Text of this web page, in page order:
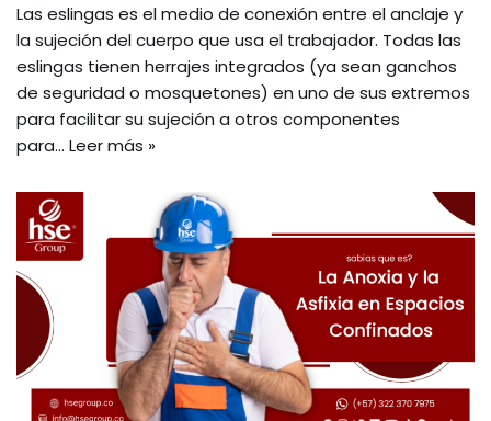
Las eslingas es el medio de conexión entre el anclaje y
la sujeción del cuerpo que usa el trabajador. Todas las
eslingas tienen herrajes integrados (ya sean ganchos
de seguridad o mosquetones) en uno de sus extremos
para facilitar su sujeción a otros componentes
para… Leer más »